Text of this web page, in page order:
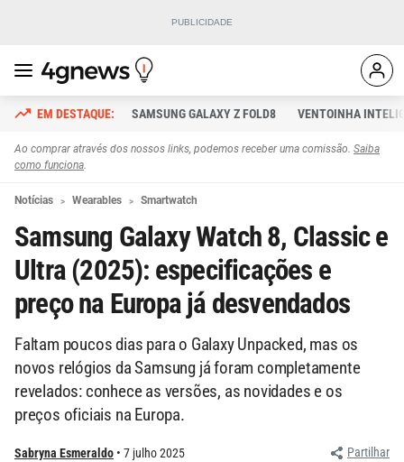
SAMSUNG GALAXY Z FOLD8 VENTOINHA
Ao comprar através dos nossos links, podemos receber uma comissão. Saiba
como funciona.
Notícias Wearables Smartwatch
Samsung Galaxy Watch 8, Classic e
Ultra (2025): especificações e
preço na Europa já desvendados
Faltam poucos dias para o Galaxy Unpacked, mas os
novos relógios da Samsung já foram completamente
revelados: conhece as versões, as novidades e os
preços oficiais na Europa.
Sabryna Esmeraldo 7 julho 2025 Partilhar